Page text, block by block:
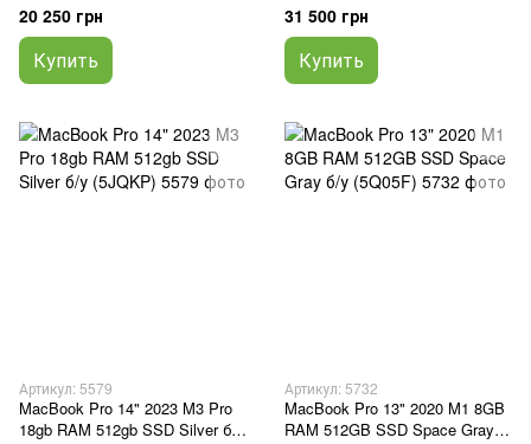
б\у (J5Q6L4)
20 250 грн
Купить
(663FN)
31 500 грн
Купить
Артикул: 5579
MacBook Pro 14" 2023 M3 Pro
18gb RAM 512gb SSD Silver б/у
Артикул: 5732
MacBook Pro 13" 2020 M1 8GB
RAM 512GB SSD Space Gray б/